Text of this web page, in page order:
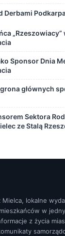
Derbami
Sponsor Dnia
grona głównych
Sektora
ze Stalą
lokalne
w
z życia